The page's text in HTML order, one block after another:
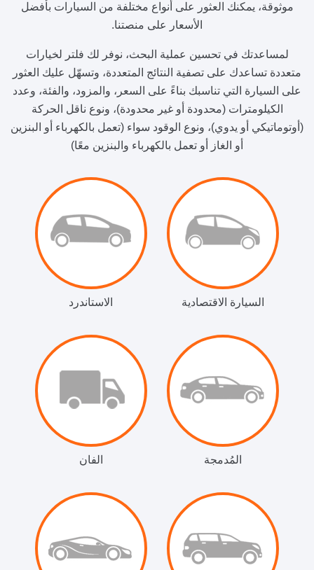
موثوقة، يمكنك العثور على أنواع مختلفة من السيارات بأفضل
الأسعار على منصتنا.
لمساعدتك في تحسين عملية البحث، نوفر لك فلتر لخيارات
متعددة تساعدك على تصفية النتائج المتعددة، وتسهّل عليك العثور
على السيارة التي تناسبك بناءً على السعر، والمزود، والفئة، وعدد
الكيلومترات (محدودة أو غير محدودة)، ونوع ناقل الحركة
(أوتوماتيكي أو يدوي)، ونوع الوقود سواء (تعمل بالكهرباء أو البنزين
أو الغاز أو تعمل بالكهرباء والبنزين معًا)
السيارة الاقتصادية الاستاندرد
المُدمجة الفان